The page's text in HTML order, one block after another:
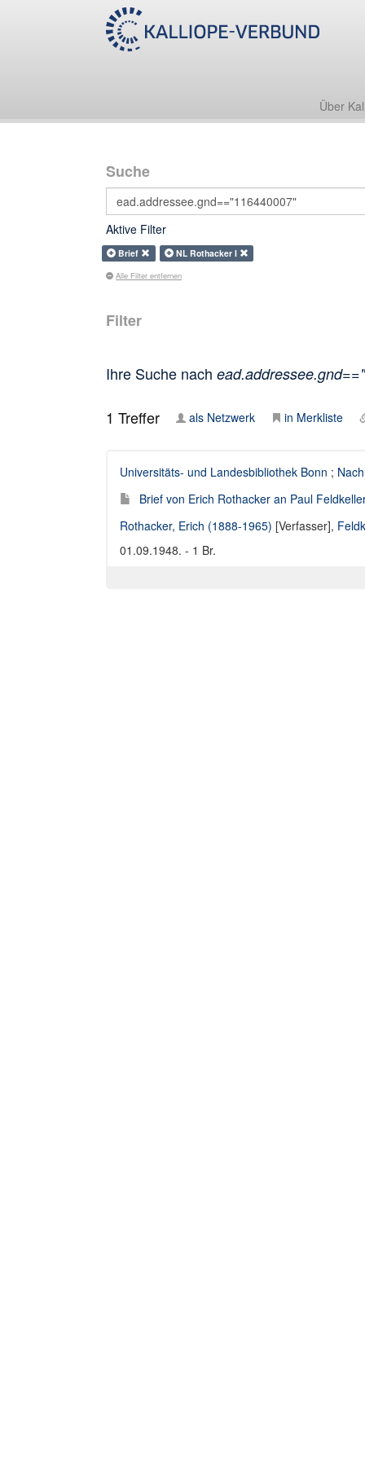
Über
Suche
Aktive Filter
Brief NL Rothacker I
Alle Filter entfernen
Filter
Ihre Suche nach
1 Treffer als Netzwerk in Merkliste
Universitäts- und Landesbibliothek Bonn ;
Brief von Erich Rothacker an Paul
Rothacker, Erich (1888-1965) [Verfasser],
01.09.1948. - 1 Br.